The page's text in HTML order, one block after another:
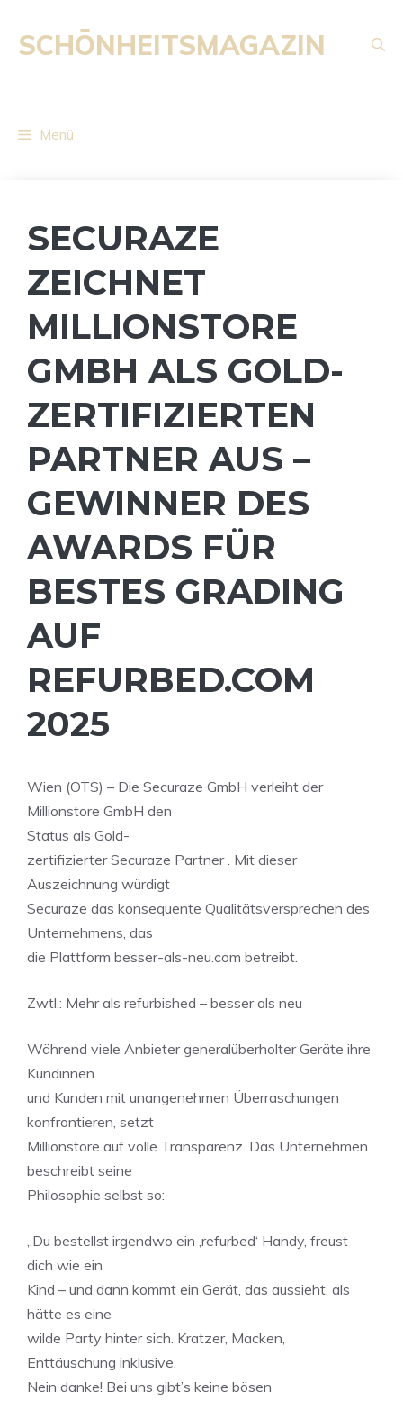
Inhalt
springen
SCHÖNHEITSMAGAZIN
Menü
SECURAZE
ZEICHNET
MILLIONSTORE
GMBH ALS GOLD-
ZERTIFIZIERTEN
PARTNER AUS –
GEWINNER DES
AWARDS FÜR
BESTES GRADING
AUF
REFURBED.COM
2025
Wien (OTS) – Die Securaze GmbH verleiht der
Millionstore GmbH den
Status als Gold-
zertifizierter Securaze Partner . Mit dieser
Auszeichnung würdigt
Securaze das konsequente Qualitätsversprechen des
Unternehmens, das
die Plattform besser-als-neu.com betreibt.
Zwtl.: Mehr als refurbished – besser als neu
Während viele Anbieter generalüberholter Geräte ihre
Kundinnen
und Kunden mit unangenehmen Überraschungen
konfrontieren, setzt
Millionstore auf volle Transparenz. Das Unternehmen
beschreibt seine
Philosophie selbst so:
„Du bestellst irgendwo ein ‚refurbed‘ Handy, freust
dich wie ein
Kind – und dann kommt ein Gerät, das aussieht, als
hätte es eine
wilde Party hinter sich. Kratzer, Macken,
Enttäuschung inklusive.
Nein danke! Bei uns gibt’s keine bösen